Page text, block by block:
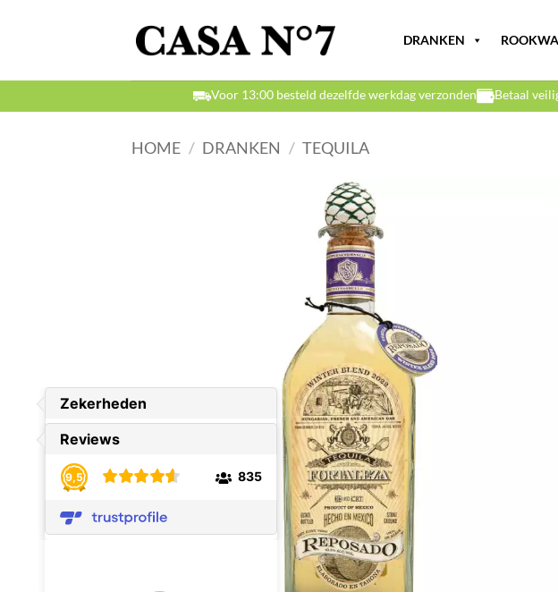
DRANKEN
Voor 13:00 besteld dezelfde werkdag verzonden Betaal
HOME / DRANKEN / TEQUILA